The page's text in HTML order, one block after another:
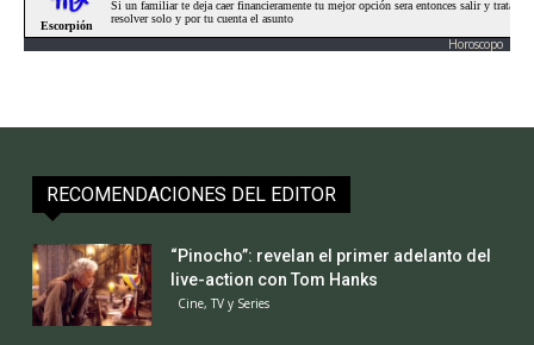
Horoscopo
RECOMENDACIONES DEL EDITOR
“Pinocho”: revelan el primer adelanto del
live-action con Tom Hanks
Cine, TV y Series